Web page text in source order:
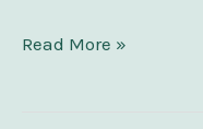
Read More »